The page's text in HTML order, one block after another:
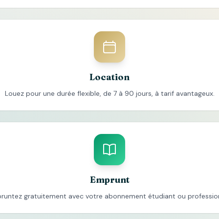
Location
Louez pour une durée flexible, de 7 à 90 jours, à tarif avantageux.
Emprunt
gratuitement avec votre abonnement étudiant ou